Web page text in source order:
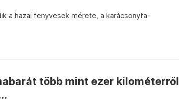
a hazai fenyvesek mérete, a karácsonyfa-
több mint ezer kilométerről